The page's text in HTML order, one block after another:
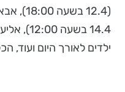
ילדים לאורך היום ועוד,